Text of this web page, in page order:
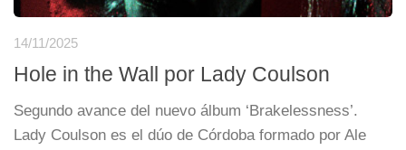
14/11/2025
Hole in the Wall por Lady Coulson
Segundo avance del nuevo álbum ‘Brakelessness’.
Lady Coulson es el dúo de Córdoba formado por Ale